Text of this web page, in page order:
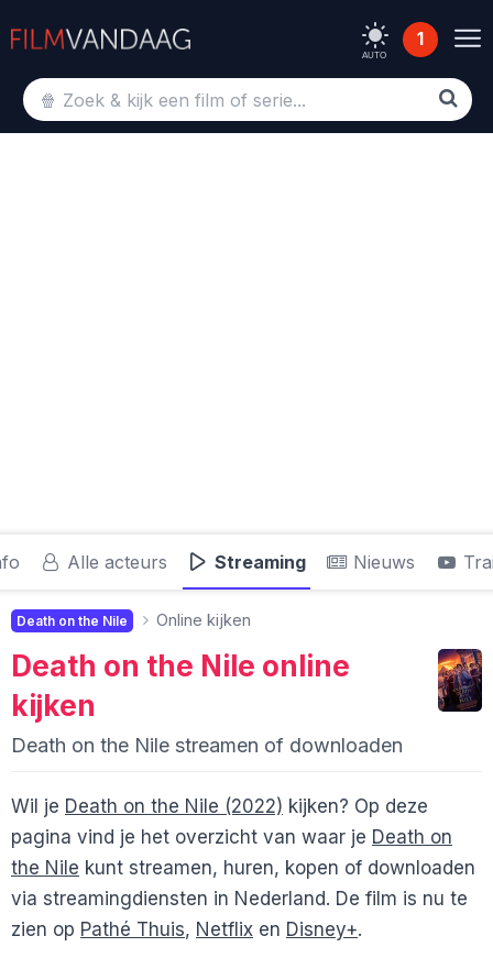
AUTO
1
Alle acteurs Streaming Nieuws
Death on the Nile Online kijken
Death on the Nile online
kijken
Death on the Nile streamen of downloaden
Wil je Death on the Nile (2022) kijken? Op deze
pagina vind je het overzicht van waar je Death on
the Nile kunt streamen, huren, kopen of downloaden
via streamingdiensten in Nederland. De film is nu te
zien op Pathé Thuis, Netflix en Disney+.